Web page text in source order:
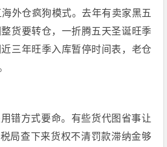
外仓疯狗模式。去年有卖家黑五
货要转仓，一折腾五天圣诞旺季
三年旺季入库暂停时间表，老仓
错方式要命。有些货代图省事让
局查下来货权不清罚款滞纳金够